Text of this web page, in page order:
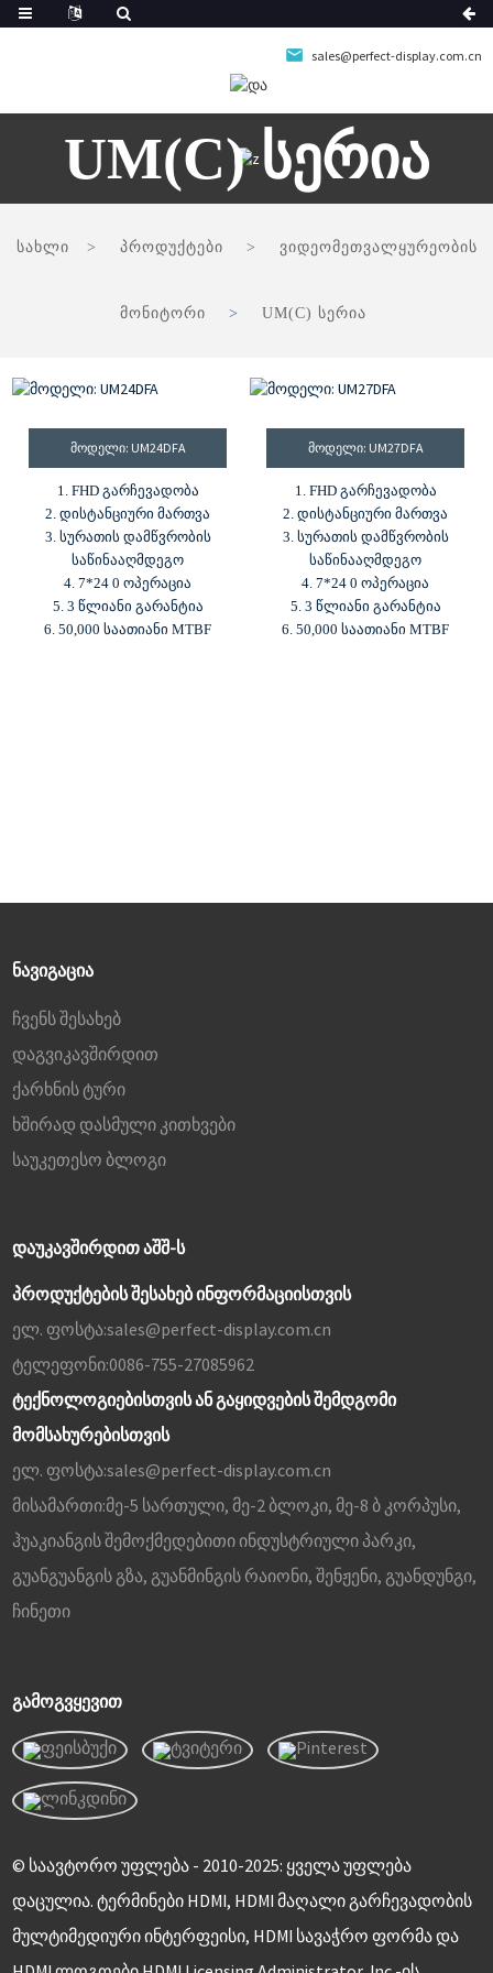
sales@perfect-display.com.cn
UM(C) Სერია
სახლი პროდუქტები ვიდეომეთვალყურეობის
მონიტორი UM(C) სერია
ᲛᲝᲓᲔᲚᲘ: UM24DFA
1. FHD გარჩევადობა
2. დისტანციური მართვა
3. სურათის დამწვრობის
საწინააღმდეგო
4. 7*24 0 ოპერაცია
5. 3 წლიანი გარანტია
6. 50,000 საათიანი MTBF
ᲛᲝᲓᲔᲚᲘ: UM27DFA
1. FHD გარჩევადობა
2. დისტანციური მართვა
3. სურათის დამწვრობის
საწინააღმდეგო
4. 7*24 0 ოპერაცია
5. 3 წლიანი გარანტია
6. 50,000 საათიანი MTBF
ᲜᲐᲕᲘᲒᲐᲪᲘᲐ
ჩვენს შესახებ
დაგვიკავშირდით
ქარხნის ტური
ხშირად დასმული კითხვები
საუკეთესო ბლოგი
ᲓᲐᲣᲙᲐᲕᲨᲘᲠᲓᲘᲗ ᲐᲨᲨ-Ს
პროდუქტების შესახებ ინფორმაციისთვის
ელ. ფოსტა:sales@perfect-display.com.cn
ტელეფონი:0086-755-27085962
ტექნოლოგიებისთვის ან გაყიდვების შემდგომი
მომსახურებისთვის
ელ. ფოსტა:sales@perfect-display.com.cn
მისამართი:მე-5 სართული, მე-2 ბლოკი, მე-8 ბ კორპუსი,
ჰუაკიანგის შემოქმედებითი ინდუსტრიული პარკი,
გუანგუანგის გზა, გუანმინგის რაიონი, შენჟენი, გუანდუნგი,
ჩინეთი
ᲒᲐᲛᲝᲒᲕᲧᲔᲕᲘᲗ
© საავტორო უფლება - 2010-2025: ყველა უფლება
დაცულია. ტერმინები HDMI, HDMI მაღალი გარჩევადობის
მულტიმედიური ინტერფეისი, HDMI სავაჭრო ფორმა და